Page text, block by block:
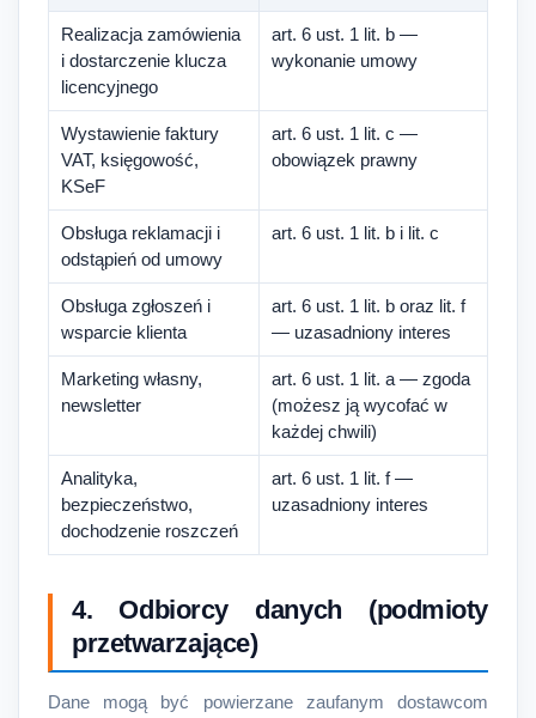
Realizacja zamówienia
i dostarczenie klucza
licencyjnego
art. 6 ust. 1 lit. b —
wykonanie umowy
Wystawienie faktury
VAT, księgowość,
KSeF
art. 6 ust. 1 lit. c —
obowiązek prawny
Obsługa reklamacji i
odstąpień od umowy
art. 6 ust. 1 lit. b i lit. c
Obsługa zgłoszeń i
wsparcie klienta
art. 6 ust. 1 lit. b oraz lit. f
— uzasadniony interes
Marketing własny,
newsletter
art. 6 ust. 1 lit. a — zgoda
(możesz ją wycofać w
każdej chwili)
Analityka,
bezpieczeństwo,
dochodzenie roszczeń
art. 6 ust. 1 lit. f —
uzasadniony interes
4. Odbiorcy danych (podmioty
przetwarzające)
Dane mogą być powierzane zaufanym dostawcom